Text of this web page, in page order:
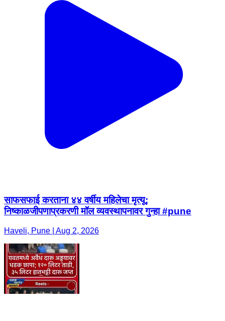
साफसफाई करताना ४४ वर्षीय महिलेचा मृत्यू;
निष्काळजीपणाप्रकरणी मॉल व्यवस्थापनावर गुन्हा #pune
Haveli, Pune | Aug 2, 2026